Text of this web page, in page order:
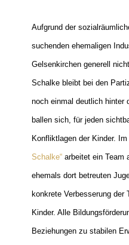
Aufgrund der
suchenden ehemaligen
Gelsenkirchen generell
Schalke bleibt bei den
noch einmal deutlich hinter
ballen sich, für jeden
Konfliktlagen der Kinder. Im
Schalke“ arbeitet ein Team
ehemals dort betreuten
konkrete Verbesserung der
Kinder. Alle
Beziehungen zu stabilen